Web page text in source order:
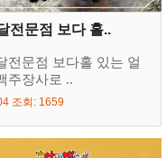
전문점 보다 홀..
전문점 보다홀 있는 얼
주장사로 ..
조회: 1659